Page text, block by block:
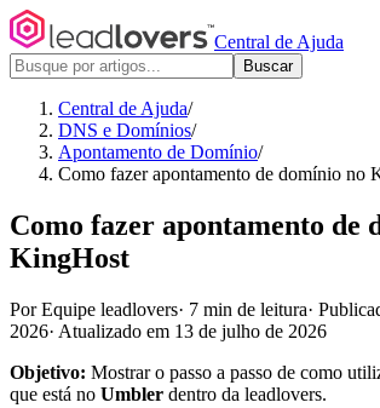
Central de Ajuda
Buscar
Central de Ajuda/
DNS e Domínios/
Apontamento de Domínio/
Como fazer apontamento de domínio no
Como fazer apontamento de
KingHost
Por Equipe leadlovers· 7 min de leitura·
2026· Atualizado em 13 de julho de 2026
Objetivo: Mostrar o passo a passo de como
que está no Umbler dentro da leadlovers.